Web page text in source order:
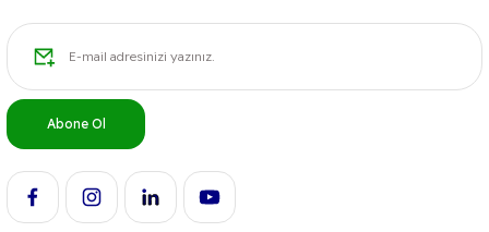
Ürün bilgilerinde hatalar bulunuyor.
Ürün fiyatı diğer sitelerden daha pahalı.
Abone Ol